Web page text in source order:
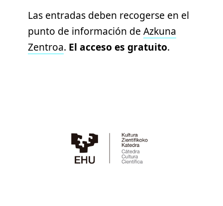
Las entradas deben recogerse en el
punto de información de Azkuna
Zentroa. El acceso es gratuito.